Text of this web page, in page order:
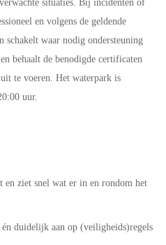
situaties. Bij incidenten of
en volgens de geldende
schakelt waar nodig ondersteuning
behaalt de benodigde certificaten
te voeren. Het waterpark is
uur.
en ziet snel wat er in en rondom het
duidelijk aan op (veiligheids)regels